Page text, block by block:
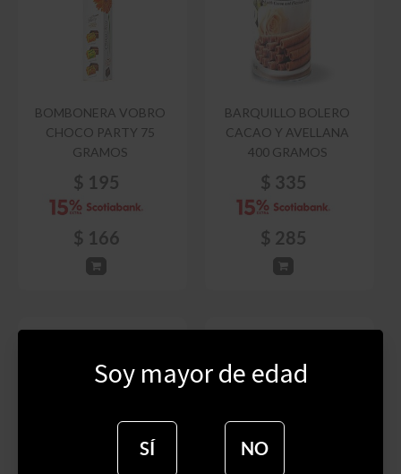
BOMBONERA VOBRO
CHOCO PARTY 75
GRAMOS
$ 195
$ 166
BARQUILLO BOLERO
CACAO Y AVELLANA
400 GRAMOS
$ 335
$ 285
Soy mayor de edad
SÍ NO